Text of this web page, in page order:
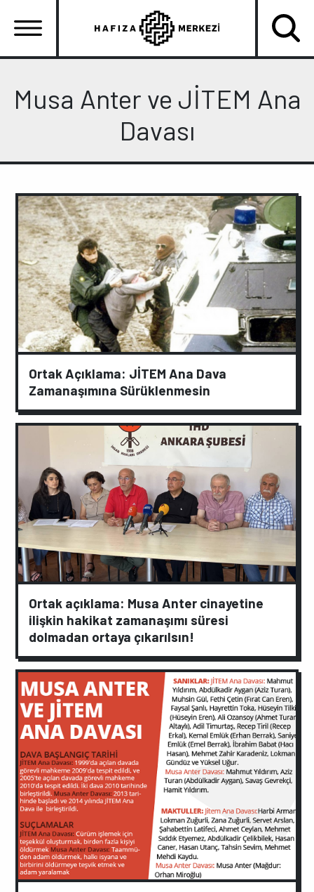
atla
gezinti
menüsü
Musa Anter ve JİTEM Ana
Davası
Ortak Açıklama: JİTEM Ana Dava
Zamanaşımına Sürüklenmesin
Ortak açıklama: Musa Anter cinayetine
ilişkin hakikat zamanaşımı süresi
dolmadan ortaya çıkarılsın!